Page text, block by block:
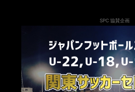
SPC 協賛企画